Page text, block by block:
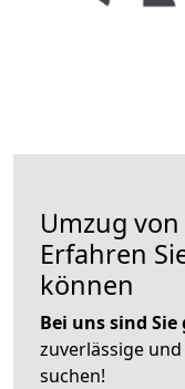
Umzug
Erfahren
können
Bei uns sind
zuverlässige
suchen!